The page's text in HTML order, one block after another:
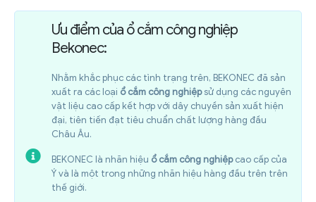
Ưu điểm của ổ cắm công nghiệp
Bekonec:
Nhằm khắc phục các tình trạng trên, BEKONEC đã sản
xuất ra các loại ổ cắm công nghiệpsử dụng các nguyên
vật liệu cao cấp kết hợp với dây chuyền sản xuất hiện
đại, tiên tiến đạt tiêu chuẩn chất lượng hàng đầu
Châu Âu.
BEKONEC là nhãn hiệu ổ cắm công nghiệpcao cấp của
Ý và là một trong những nhãn hiệu hàng đầu trên trên
thế giới.